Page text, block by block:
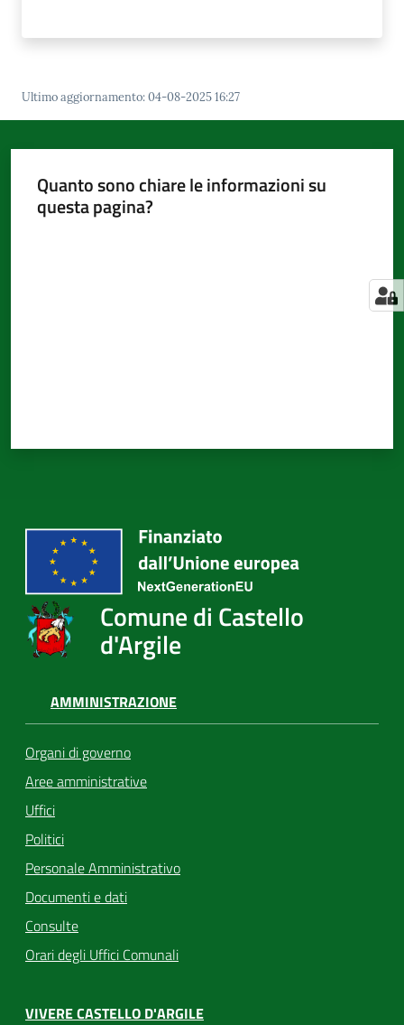
Ultimo aggiornamento:04-08-2025 16:27
Quanto sono chiare le informazioni su
questa pagina?
Comune di Castello
d'Argile
AMMINISTRAZIONE
Organi di governo
Aree amministrative
Uffici
Politici
Personale Amministrativo
Documenti e dati
Consulte
Orari degli Uffici Comunali
VIVERE CASTELLO D'ARGILE